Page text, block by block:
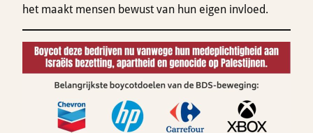
het maakt mensen bewust van hun eigen invloed.